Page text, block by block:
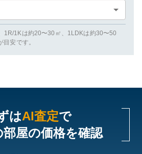
1R/1Kは約20〜30㎡、1LDKは約30〜50
安です。
はAI査定で
屋の価格を確認